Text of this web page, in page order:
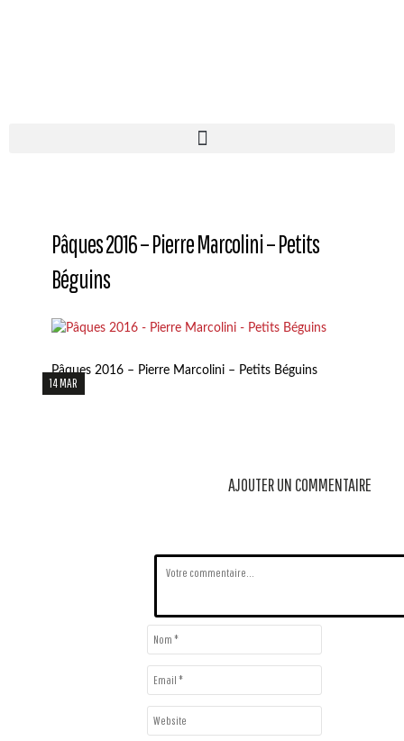
Pâques 2016 – Pierre Marcolini – Petits
Béguins
14 MAR
Pâques 2016 – Pierre Marcolini – Petits Béguins
AJOUTER UN COMMENTAIRE